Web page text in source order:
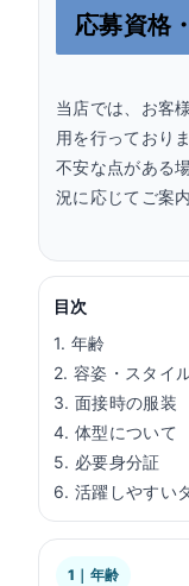
応募資格
当店では、お客
用を行っておりま
不安な点がある
況に応じてご案
目次
1. 年齢
2. 容姿・スタイ
3. 面接時の服装
4. 体型について
5. 必要身分証
6. 活躍しやすい
1｜年齢